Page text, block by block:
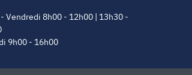
Vendredi 8h00 - 12h00 | 13h30 -
9h00 - 16h00